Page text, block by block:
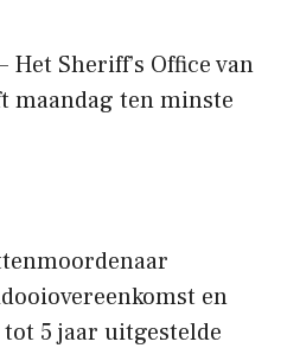
Het Sheriff’s Office van
maandag ten minste